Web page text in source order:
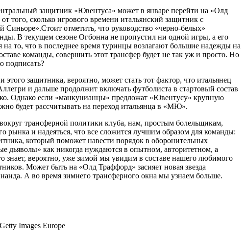
защитник «Ювентуса» может в январе перейти на «Олд
того, сколько игрового времени итальянский защитник с
Синьоре».Стоит отметить, что руководство «черно-белых»
В текущем сезоне Огбонна не пропустил ни одной игры, а его
на то, что в последнее время туринцы возлагают большие надежды на
команды, совершить этот трансфер будет не так уж и просто. Но
подписать?
защитника, вероятно, может стать тот фактор, что итальянец
и дальше продолжит включать футболиста в стартовый состав
Однако если «манкунианцы» предложат «Ювентусу» крупную
будет рассчитывать на переход итальянца в «МЮ».
трансферной политики клуба, нам, простым болельщикам,
рынка и надеяться, что все сложится лучшим образом для команды:
который поможет навести порядок в оборонительных
дьяволы» как никогда нуждаются в опытном, авторитетном, а
знает, вероятно, уже зимой мы увидим в составе нашего любимого
Может быть на «Олд Траффорд» засияет новая звезда
А во время зимнего трансферного окна мы узнаем больше.
Images Europe